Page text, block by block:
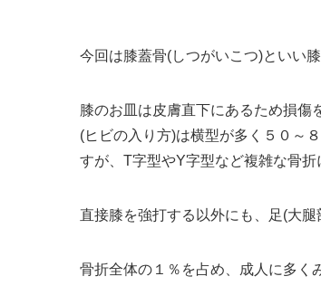
今回は膝蓋骨(しつがいこつ)といい
膝のお皿は皮膚直下にあるため損傷
(ヒビの入り方)は横型が多く５０～
すが、T字型やY字型など複雑な骨折
直接膝を強打する以外にも、足(大
骨折全体の１％を占め、成人に多く